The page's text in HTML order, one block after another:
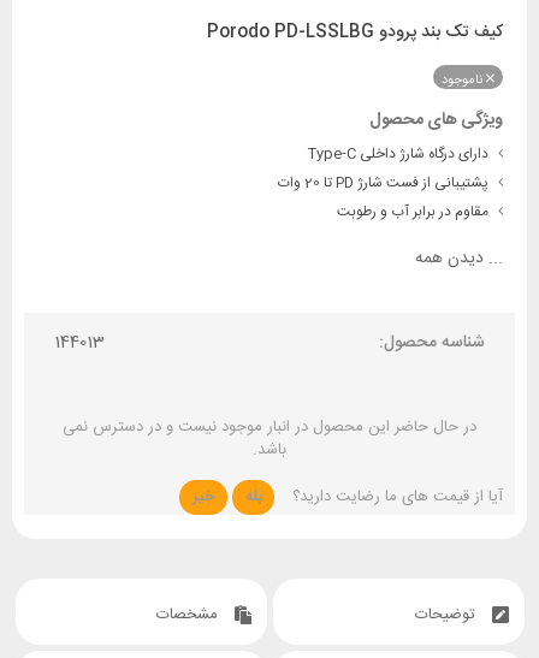
کیف تک بند پرودو Porodo PD-LSSLBG
ناموجود
ویژگی های محصول
دارای درگاه شارژ داخلی Type-C
پشتیبانی از فست شارژ PD تا 20 وات
مقاوم در برابر آب و رطوبت
... دیدن همه
شناسه محصول: 144013
در حال حاضر این محصول در انبار موجود نیست و در دسترس نمی
باشد.
آیا از قیمت های ما رضایت دارید؟
بله خیر
توضیحات مشخصات